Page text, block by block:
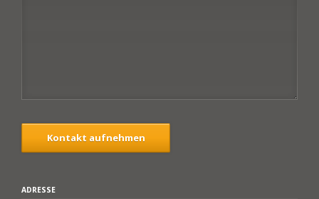
Kontakt aufnehmen
ADRESSE